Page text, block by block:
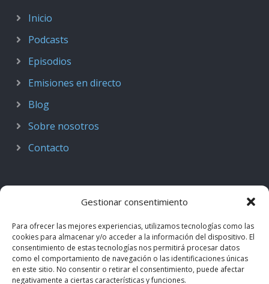
Gestionar consentimiento
Para ofrecer las mejores experiencias, utilizamos tecnologías como las
cookies para almacenar y/o acceder a la información del dispositivo. El
consentimiento de estas tecnologías nos permitirá procesar datos
como el comportamiento de navegación o las identificaciones únicas
en este sitio. No consentir o retirar el consentimiento, puede afectar
negativamente a ciertas características y funciones.
Inicio
Podcasts
Episodios
Emisiones en directo
Blog
Sobre nosotros
Contacto